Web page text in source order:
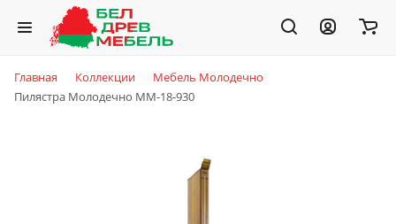
Главная Коллекции
Мебель Молодечно
Пилястра Молодечно ММ-18-930